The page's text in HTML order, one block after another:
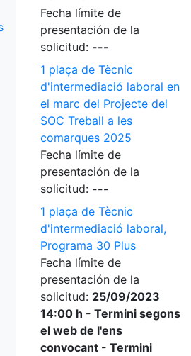
Fecha límite de
presentación de la
solicitud: ---
1 plaça de Tècnic
d'intermediació laboral en
el marc del Projecte del
SOC Treball a les
comarques 2025
Fecha límite de
presentación de la
solicitud: ---
1 plaça de Tècnic
d'intermediació laboral,
Programa 30 Plus
Fecha límite de
presentación de la
solicitud: 25/09/2023
14:00 h - Termini segons
el web de l'ens
convocant - Termini